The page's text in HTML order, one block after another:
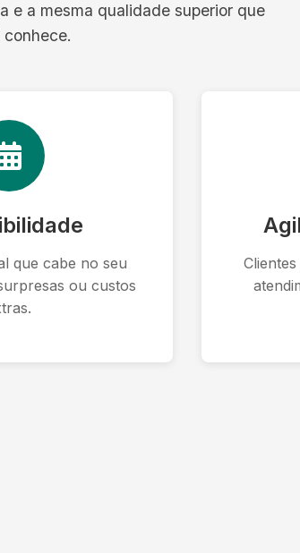
e a mesma qualidade superior que
que cabe no seu
ou custos